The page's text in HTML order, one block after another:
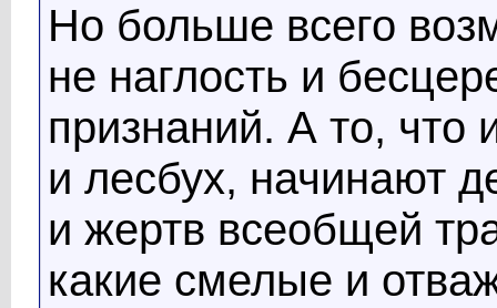
Но больше всего
не наглость и
признаний. А то, что
и лесбух, начинают
и жертв всеобщей
какие смелые и